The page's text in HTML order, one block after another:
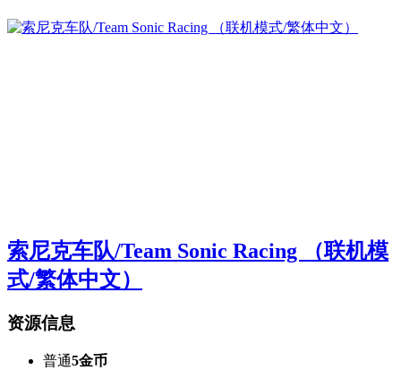
索尼克车队/Team Sonic Racing （联机模
式/繁体中文）
资源信息
普通5金币